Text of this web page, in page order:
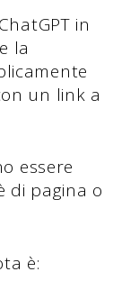
in
la
un link a
essere
di pagina o
è: